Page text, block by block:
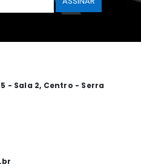
- Sala 2, Centro - Serra